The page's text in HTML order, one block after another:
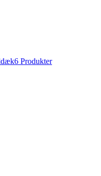
6 Produkter